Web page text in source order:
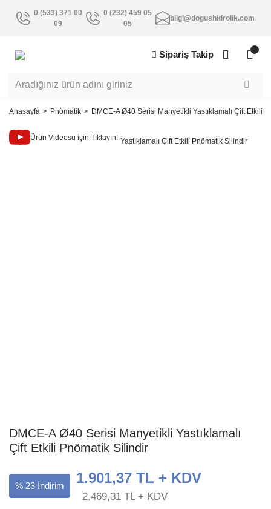
0 (533) 371 00
09
0 (232) 459 05
05
bilgi@dogushidrolik.com
Sipariş Takip
Anasayfa Pnömatik DMCE-A Ø40 Serisi Manyetikli Yastıklamalı Çift Etkili
Ürün Videosu için Tıklayın!
DMCE-A Ø40 Serisi Manyetikli Yastıklamalı
Çift Etkili Pnömatik Silindir
% 23 İndirim 1.901,37 TL + KDV
2.469,31 TL + KDV